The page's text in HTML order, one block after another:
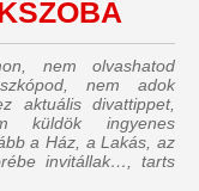
nem olvashatod
nem adok
aktuális divattippet,
küldök ingyenes
a Ház, a Lakás, az
invitállak…, tarts